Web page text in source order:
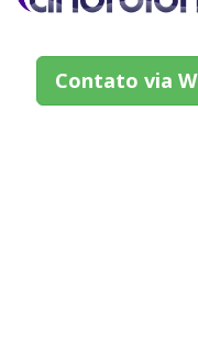
Contato via